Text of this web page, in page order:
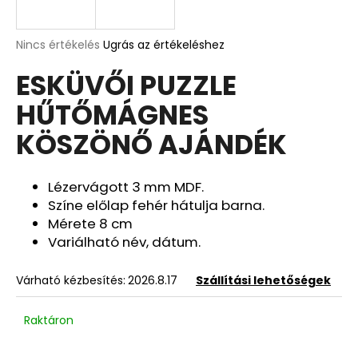
A
átlagos
értékelése
5-
ből
0,0
csillag.
Nincs értékelés Ugrás az értékeléshez
ESKÜVŐI PUZZLE
HŰTŐMÁGNES
KÖSZÖNŐ AJÁNDÉK
Lézervágott 3 mm MDF.
Színe előlap fehér hátulja barna.
Mérete 8 cm
Variálható név, dátum.
Várható kézbesítés: 2026.8.17 Szállítási lehetőségek
Raktáron
A
á
n
j
u
ELSŐ
TALÁLKA
EMLÉK
5
090
Korábbi: